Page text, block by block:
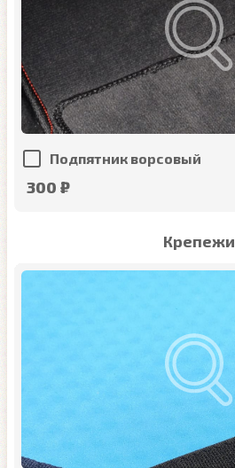
Подпятник ворсовый
300 ₽
Крепежи